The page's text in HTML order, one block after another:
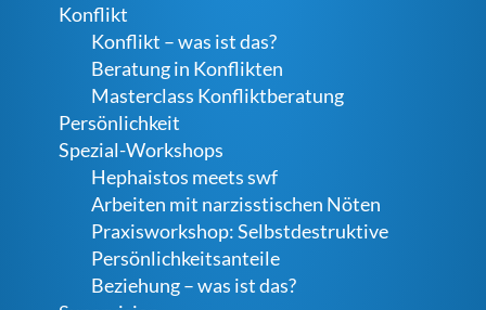
Konflikt
Konflikt – was ist das?
Beratung in Konflikten
Masterclass Konfliktberatung
Persönlichkeit
Spezial-Workshops
Hephaistos meets swf
Arbeiten mit narzisstischen Nöten
Praxisworkshop: Selbstdestruktive
Persönlichkeitsanteile
Beziehung – was ist das?